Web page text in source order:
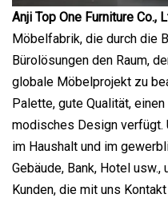
Anji Top One Furniture Co.,
Möbelfabrik, die durch die
Bürolösungen den Raum,
globale Möbelprojekt zu
Palette, gute Qualität,
modisches Design verfügt.
im Haushalt und im
Gebäude, Bank, Hotel
Kunden, die mit uns